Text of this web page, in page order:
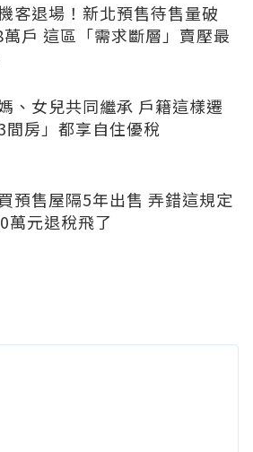
客退場！新北預售待售量破
萬戶 這區「需求斷層」賣壓最
、女兒共同繼承 戶籍這樣遷
3間房」都享自住優稅
預售屋隔5年出售 弄錯這規定
萬元退稅飛了